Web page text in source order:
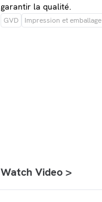
garantir la qualité.
GVD Impression et emballage
Watch Video >